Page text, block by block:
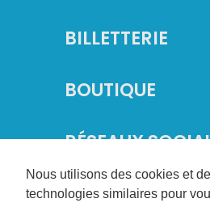
Nous utilisons des cookies et
technologies similaires pour
BILLETTERIE
BOUTIQUE
RÉSEAUX